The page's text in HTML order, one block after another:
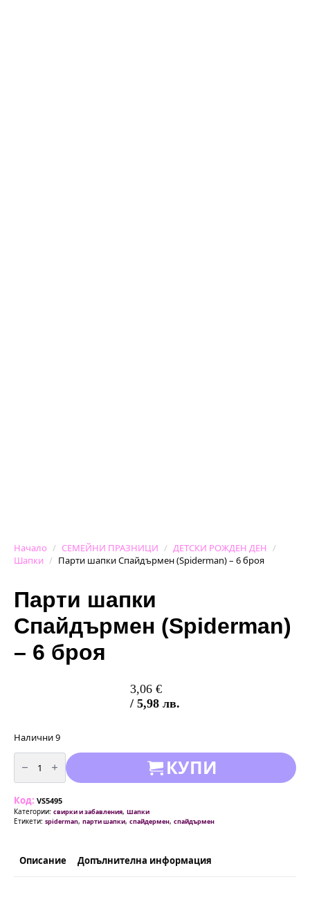
Начало СЕМЕЙНИ ПРАЗНИЦИ
ДЕТСКИ РОЖДЕН ДЕН
Шапки
Парти шапки Спайдърмен (Spiderman) – 6 броя
Парти шапки
Спайдърмен (Spiderman)
– 6 броя
3,06 €
/ 5,98 лв.
Налични 9
количество
за
Парти
шапки
(Spiderman)
-
6
броя
КУПИ
Код: VS5495
Категории: свирки и забавления, Шапки
Етикети: spiderman, парти шапки, спайдермен, спайдърмен
Описание Допълнителна информация